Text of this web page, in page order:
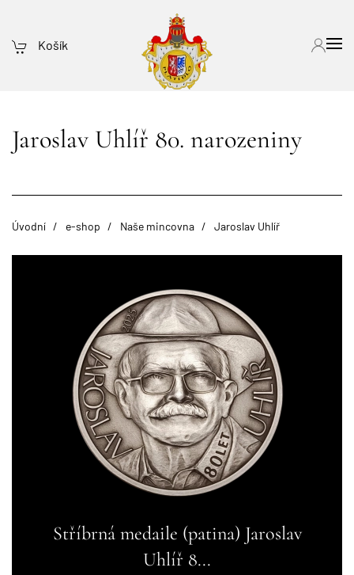
Košík
Jaroslav Uhlíř 80. narozeniny
Úvodní e-shop Naše mincovna Jaroslav Uhlíř
Stříbrná medaile (patina) Jaroslav
Uhlíř 8...